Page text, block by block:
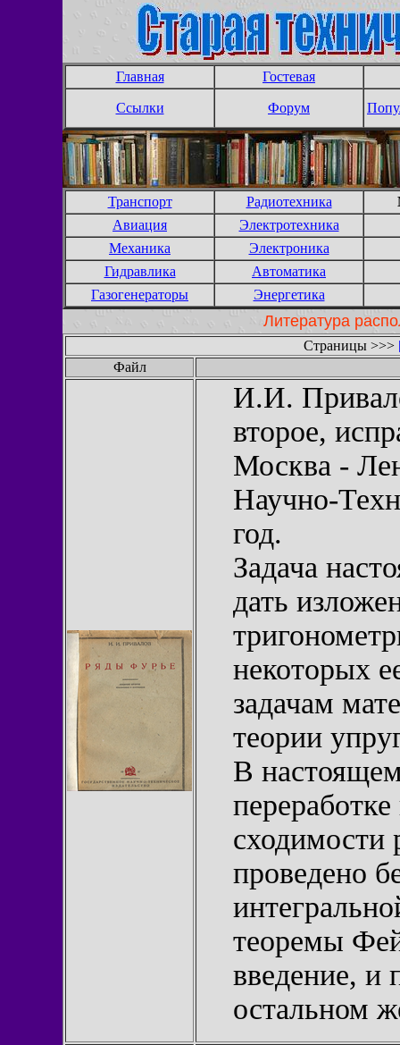
Главная Гостевая
Ссылки Форум
Транспорт Радиотехника
Авиация
Электротехника
Механика
Электроника
Гидравлика
Автоматика
Газогенераторы
Энергетика
Литература
Страницы >>>
Файл
И.И.
второе,
Москва -
Научно-
год.
Задача
дать
некоторых
задачам
теории
В
сходимости
проведено
теоремы
введение, и
остальном